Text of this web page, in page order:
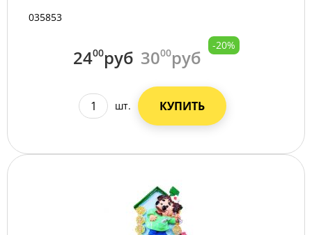
035853
2400руб 3000руб
-20%
шт. КУПИТЬ